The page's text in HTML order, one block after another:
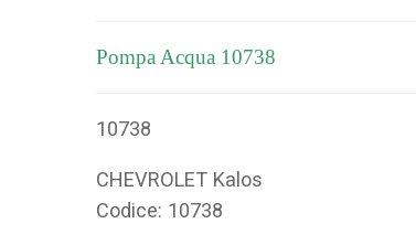
Pompa Acqua 10738
10738
CHEVROLET Kalos
Codice: 10738